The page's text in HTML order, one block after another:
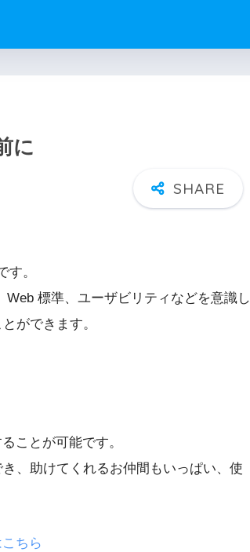
に
。
標準、ユーザビリティなどを意識し
ができます。
ことが可能です。
、助けてくれるお仲間もいっぱい、使
ちら